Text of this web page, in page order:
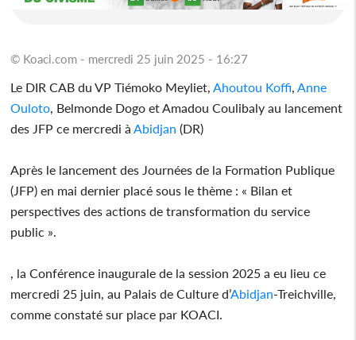
© Koaci.com - mercredi 25 juin 2025 - 16:27
Le DIR CAB du VP Tiémoko Meyliet,Ahoutou Koffi,Anne
Ouloto, Belmonde Dogo et Amadou Coulibaly au lancement
des JFP ce mercredi àAbidjan (DR)
Après le lancement des Journées de la Formation Publique
(JFP) en mai dernier placé sous le thème : « Bilan et
perspectives des actions de transformation du service
public ».
, la Conférence inaugurale de la session 2025 a eu lieu ce
mercredi 25 juin, au Palais de Culture d’Abidjan-Treichville,
comme constaté sur place par KOACI.